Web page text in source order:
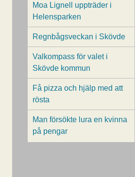
Moa Lignell uppträder i
Helensparken
Regnbågsveckan i Skövde
Valkompass för valet i
Skövde kommun
Få pizza och hjälp med att
rösta
Man försökte lura en kvinna
på pengar